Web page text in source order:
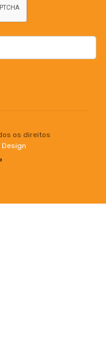
os direitos
Design